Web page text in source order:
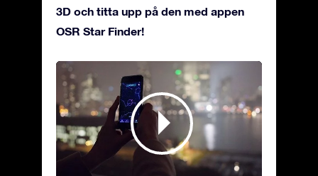
3D och titta upp på den med appen
OSR Star Finder!